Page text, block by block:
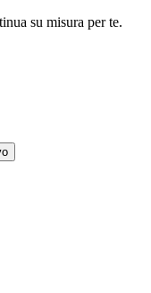
su misura per te.